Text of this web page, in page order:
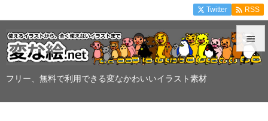
フリー、無料で利用できる変なかわいいイラスト素材


Twitter  RSS